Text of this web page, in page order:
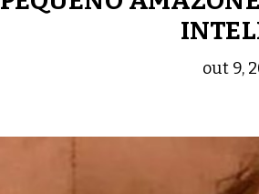
out 9,